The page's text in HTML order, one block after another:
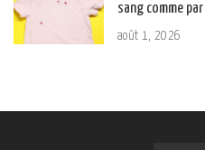
sang comme
août 1, 2026